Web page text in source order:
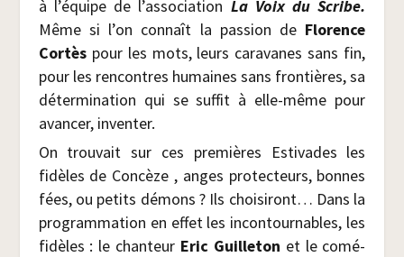
à l’équipe de l’association La Voix du Scribe.
Même si l’on connaît la pas­sion de Flo­rence
Cor­tèspour les mots, leurs cara­vanes sans fin,
pour les ren­contres humaines sans fron­tières, sa
déter­mi­na­tion qui se suf­fit à elle-même pour
avan­cer, inventer.
On trou­vait sur ces pre­mières Esti­vades les
fidèles de Concèze , anges pro­tec­teurs, bonnes
fées, ou petits démons ? Ils choi­si­ront… Dans la
pro­gram­ma­tion en effet les incon­tour­nables, les
fidèles : le chan­teur Eric Guille­ton et le comé­